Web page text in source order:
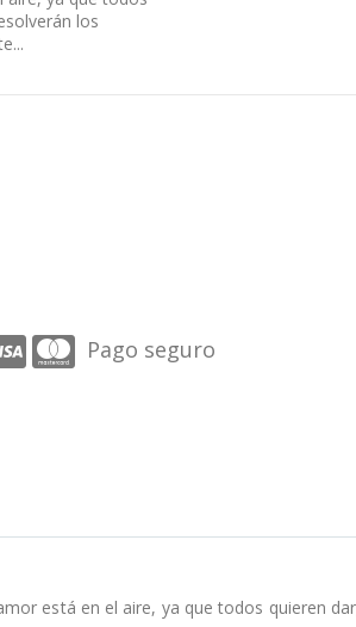
los
Pago seguro
amor está en el aire, ya que todos quieren